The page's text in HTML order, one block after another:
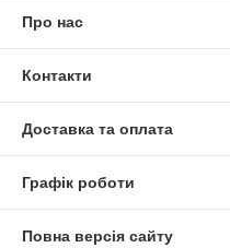
Про нас
Контакти
Доставка та оплата
Графік роботи
Повна версія сайту